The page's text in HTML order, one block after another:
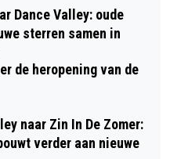
28 NOVEMBER:
MIS HET NIET!
Dance Valley: oude
sterren samen in
de heropening van de
naar Zin In De Zomer:
verder aan nieuwe